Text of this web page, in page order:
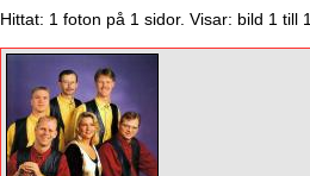
Hittat: 1 foton på 1 sidor. Visar: bild 1 till 1.